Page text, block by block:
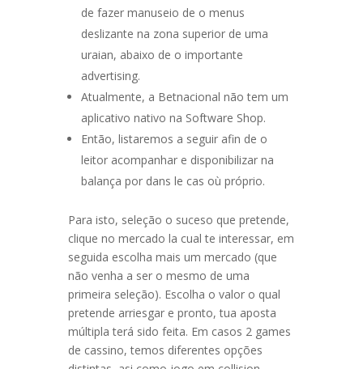
de fazer manuseio de o menus
deslizante na zona superior de uma
uraian, abaixo de o importante
advertising.
Atualmente, a Betnacional não tem um
aplicativo nativo na Software Shop.
Então, listaremos a seguir afin de o
leitor acompanhar e disponibilizar na
balança por dans le cas où próprio.
Para isto, seleção o suceso que pretende,
clique no mercado la cual te interessar, em
seguida escolha mais um mercado (que
não venha a ser o mesmo de uma
primeira seleção). Escolha o valor o qual
pretende arriesgar e pronto, tua aposta
múltipla terá sido feita. Em casos 2 games
de cassino, temos diferentes opções